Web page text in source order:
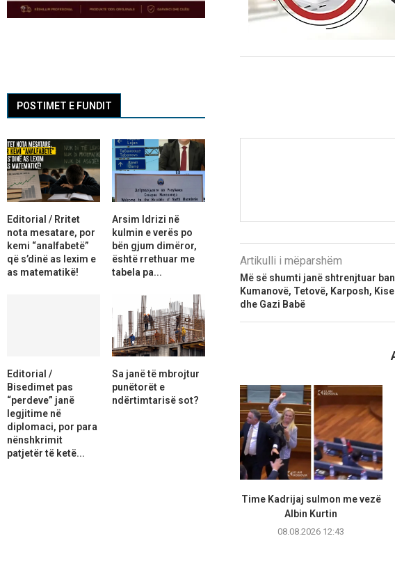
Artikulli i mëparshëm
Më së shumti janë shtrenjtuar
Kumanovë, Tetovë, Karposh,
dhe Gazi Babë
Time Kadrijaj sulmon me vezë
Albin Kurtin
08.08.2026 12:43
POSTIMET E FUNDIT
Editorial / Rritet
nota mesatare, por
kemi “analfabetë”
që s’dinë as lexim e
as matematikë!
Arsim Idrizi në
kulmin e verës po
bën gjum dimëror,
është rrethuar me
tabela pa...
Editorial /
Bisedimet pas
“perdeve” janë
legjitime në
diplomaci, por para
nënshkrimit
patjetër të ketë...
Sa janë të mbrojtur
punëtorët e
ndërtimtarisë sot?